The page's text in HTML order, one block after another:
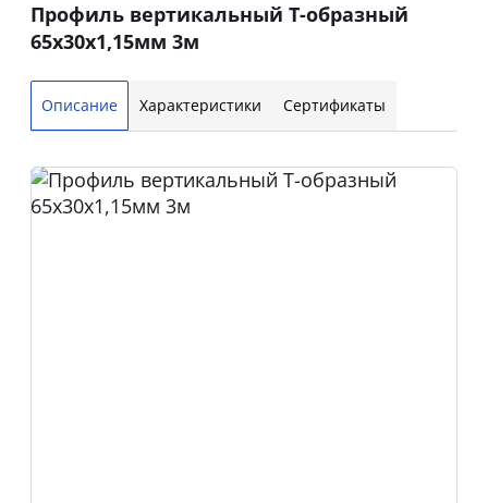
Профиль вертикальный Т-образный
65х30х1,15мм 3м
Описание Характеристики Сертификаты